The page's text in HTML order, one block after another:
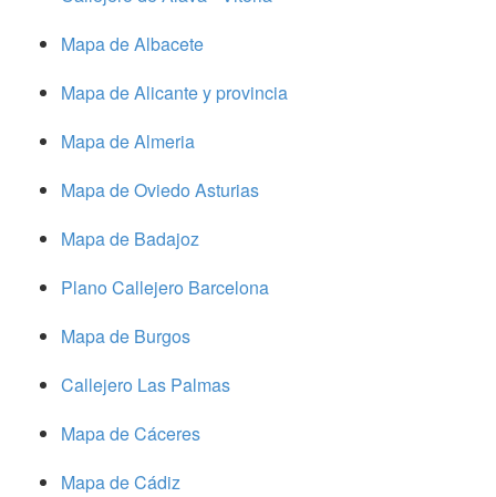
Mapa de Albacete
Mapa de Alicante y provincia
Mapa de Almeria
Mapa de Oviedo Asturias
Mapa de Badajoz
Plano Callejero Barcelona
Mapa de Burgos
Callejero Las Palmas
Mapa de Cáceres
Mapa de Cádiz